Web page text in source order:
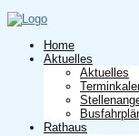
Home
Aktuelles
Aktuelles
Rathaus